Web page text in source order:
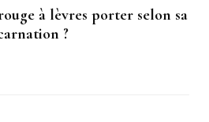
à lèvres porter selon sa
?